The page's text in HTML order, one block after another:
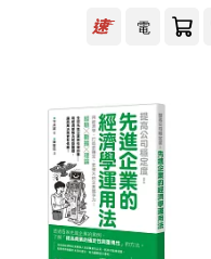
中川たま(1)
今井のりこ(1)
今井久惠(1)
徳間書店(1)
扶桑社(1)
新星出版社(1)
方言文化(1)
電